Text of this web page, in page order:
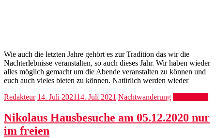
Wie auch die letzten Jahre gehört es zur Tradition das wir die
Nachterlebnisse veranstalten, so auch dieses Jahr. Wir haben wieder
alles möglich gemacht um die Abende veranstalten zu können und
euch auch vieles bieten zu können. Natürlich werden wieder
Redakteur 14. Juli 202114. Juli 2021 Nachtwanderung
Nikolaus Hausbesuche am 05.12.2020 nur
im freien